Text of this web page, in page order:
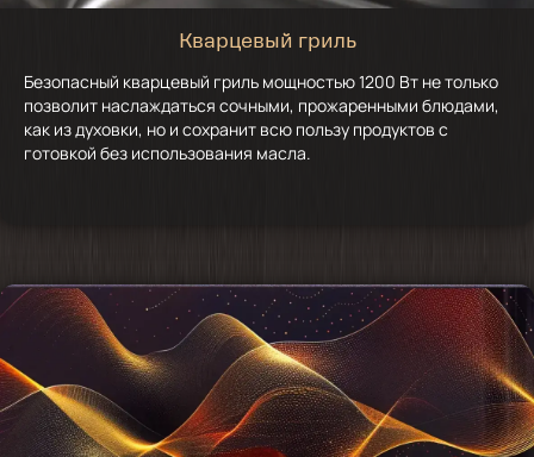
Кварцевый гриль
Безопасный кварцевый гриль мощностью 1200 Вт не только
позволит наслаждаться сочными, прожаренными блюдами,
как из духовки, но и сохранит всю пользу продуктов с
готовкой без использования масла.